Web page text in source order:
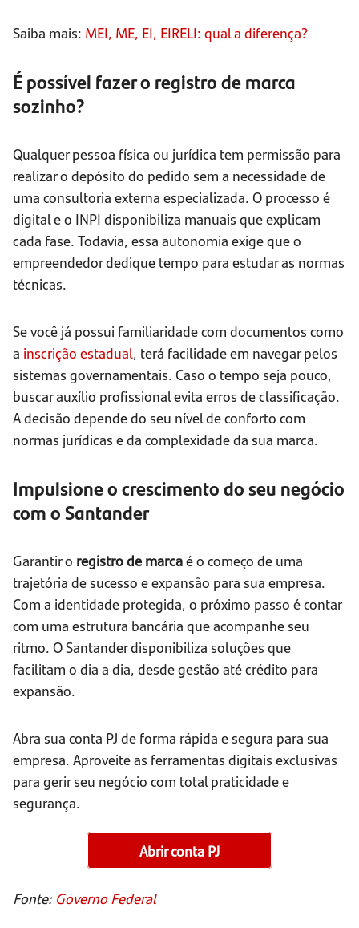
Saiba mais: MEI, ME, EI, EIRELI: qual a diferença?
É possível fazer o registro de marca
sozinho?
Qualquer pessoa física ou jurídica tem permissão para
realizar o depósito do pedido sem a necessidade de
uma consultoria externa especializada. O processo é
digital e o INPI disponibiliza manuais que explicam
cada fase. Todavia, essa autonomia exige que o
empreendedor dedique tempo para estudar as normas
técnicas.
Se você já possui familiaridade com documentos como
a inscrição estadual, terá facilidade em navegar pelos
sistemas governamentais. Caso o tempo seja pouco,
buscar auxílio profissional evita erros de classificação.
A decisão depende do seu nível de conforto com
normas jurídicas e da complexidade da sua marca.
Impulsione o crescimento do seu negócio
com o Santander
Garantir o registro de marcaé o começo de uma
trajetória de sucesso e expansão para sua empresa.
Com a identidade protegida, o próximo passo é contar
com uma estrutura bancária que acompanhe seu
ritmo. O Santander disponibiliza soluções que
facilitam o dia a dia, desde gestão até crédito para
expansão.
Abra sua conta PJ de forma rápida e segura para sua
empresa. Aproveite as ferramentas digitais exclusivas
para gerir seu negócio com total praticidade e
segurança.
Abrir conta PJ
Fonte: Governo Federal